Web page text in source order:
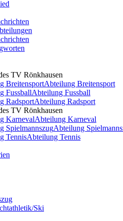
TV Rönkhausen
Abteilung Breitensport
Abteilung Fussball
Abteilung Radsport
TV Rönkhausen
Abteilung Karneval
Abteilung
Abteilung Tennis
Ski